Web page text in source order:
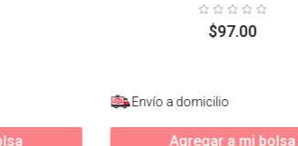
$97.00
Envío a domicilio
Agregar a mi bolsa